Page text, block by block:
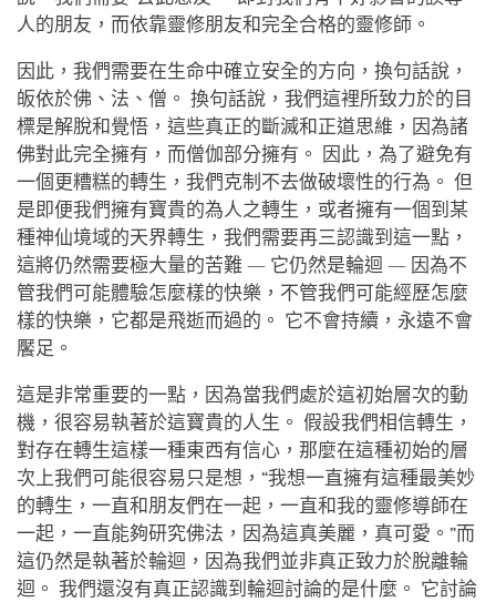
人的朋友，而依靠靈修朋友和完全合格的靈修師。
因此，我們需要在生命中確立安全的方向，換句話說，
皈依於佛、法、僧。 換句話說，我們這裡所致力於的目
標是解脫和覺悟，這些真正的斷滅和正道思維，因為諸
佛對此完全擁有，而僧伽部分擁有。 因此，為了避免有
一個更糟糕的轉生，我們克制不去做破壞性的行為。 但
是即便我們擁有寶貴的為人之轉生，或者擁有一個到某
種神仙境域的天界轉生，我們需要再三認識到這一點，
這將仍然需要極大量的苦難 — 它仍然是輪迴 — 因為不
管我們可能體驗怎麼樣的快樂，不管我們可能經歷怎麼
樣的快樂，它都是飛逝而過的。 它不會持續，永遠不會
饜足。
這是非常重要的一點，因為當我們處於這初始層次的動
機，很容易執著於這寶貴的人生。 假設我們相信轉生，
對存在轉生這樣一種東西有信心，那麼在這種初始的層
次上我們可能很容易只是想，“我想一直擁有這種最美妙
的轉生，一直和朋友們在一起，一直和我的靈修導師在
一起，一直能夠研究佛法，因為這真美麗，真可愛。”而
這仍然是執著於輪迴，因為我們並非真正致力於脫離輪
迴。 我們還沒有真正認識到輪迴討論的是什麼。 它討論